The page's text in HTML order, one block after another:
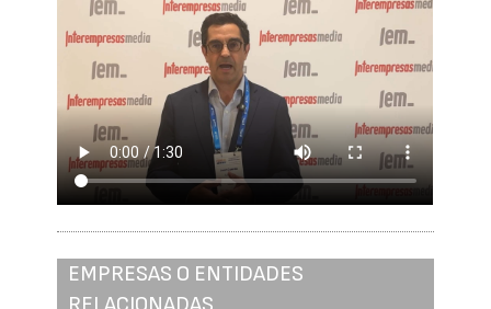
EMPRESAS O ENTIDADES